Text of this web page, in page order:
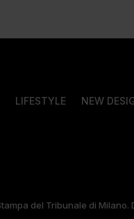
LIFESTYLE NEW
del Tribunale di